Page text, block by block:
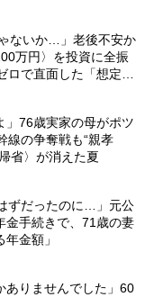
ないか…」老後不安か
万円〉を投資に全振
ロで直面した「想定外
」76歳実家の母がポツ
線の争奪戦も“親孝
省〉が消えた夏
ずだったのに…」元公
金手続きで、71歳の妻
金額」
ありませんでした」60